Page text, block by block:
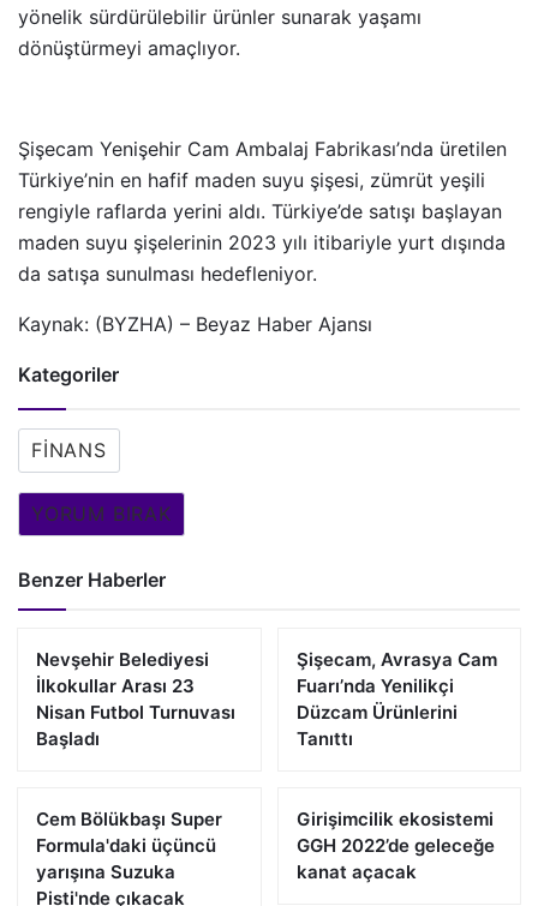
yönelik sürdürülebilir ürünler sunarak yaşamı
dönüştürmeyi amaçlıyor.
Şişecam Yenişehir Cam Ambalaj Fabrikası’nda üretilen
Türkiye’nin en hafif maden suyu şişesi, zümrüt yeşili
rengiyle raflarda yerini aldı. Türkiye’de satışı başlayan
maden suyu şişelerinin 2023 yılı itibariyle yurt dışında
da satışa sunulması hedefleniyor.
Kaynak: (BYZHA) – Beyaz Haber Ajansı
Kategoriler
FINANS
YORUM BIRAK
Benzer Haberler
Nevşehir Belediyesi
İlkokullar Arası 23
Nisan Futbol Turnuvası
Başladı
Şişecam, Avrasya Cam
Fuarı’nda Yenilikçi
Düzcam Ürünlerini
Tanıttı
Cem Bölükbaşı Super
Formula'daki üçüncü
yarışına Suzuka
Pisti'nde çıkacak
Girişimcilik ekosistemi
GGH 2022’de geleceğe
kanat açacak